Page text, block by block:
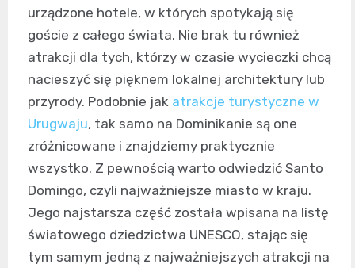
urządzone hotele, w których spotykają się
goście z całego świata. Nie brak tu również
atrakcji dla tych, którzy w czasie wycieczki chcą
nacieszyć się pięknem lokalnej architektury lub
przyrody. Podobnie jak atrakcje turystyczne w
Urugwaju, tak samo na Dominikanie są one
zróżnicowane i znajdziemy praktycznie
wszystko. Z pewnością warto odwiedzić Santo
Domingo, czyli najważniejsze miasto w kraju.
Jego najstarsza część została wpisana na listę
światowego dziedzictwa UNESCO, stając się
tym samym jedną z najważniejszych atrakcji na